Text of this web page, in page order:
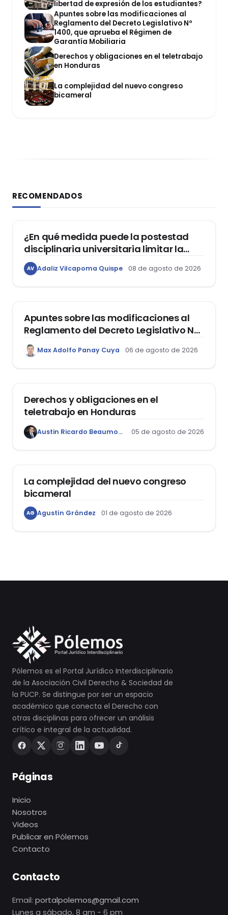
libertad de expresión de los estudiantes?
Apuntes sobre las modificaciones al
Reglamento del Decreto Legislativo Nº
1400, que aprueba el Régimen de
Garantía Mobiliaria
Derechos y obligaciones en el teletrabajo
en Honduras
La complejidad del nuevo congreso
bicameral
RECOMENDADOS
DERECHO CONSTITUCIONAL
¿En qué medida puede la postestad
disciplinaria universitaria limitar la
libertad de expresión de los
estudiantes?
AV Adaliz Vilcapoma Quispe 08 de agosto de 2026
Apuntes sobre las modificaciones al
Reglamento del Decreto Legislativo Nº
1400, que aprueba el Régimen de
Garantía Mobiliaria
Max Adolfo Panay Cuya 06 de agosto de 2026
Derechos y obligaciones en el
teletrabajo en Honduras
Austin Ricardo Beaumont Rivera 05 de agosto de 2026
La complejidad del nuevo congreso
bicameral
AG Agustín Grández 01 de agosto de 2026
Pólemos es el Portal Jurídico Interdisciplinario
de la Asociación Civil Derecho & Sociedad de
la PUCP. Se distingue por ser un espacio
académico que conecta el Derecho con
otras disciplinas para ofrecer un análisis
crítico e integral de la actualidad.
Páginas
Inicio
Nosotros
Videos
Publicar en Pólemos
Contacto
Contacto
Email: portalpolemos@gmail.com
Lunes a sábado, 8 am - 6 pm